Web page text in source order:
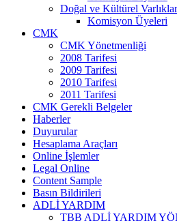
Doğal ve Kültürel
Komisyon Üyeleri
CMK
CMK Yönetmenliği
2008 Tarifesi
2009 Tarifesi
2010 Tarifesi
2011 Tarifesi
CMK Gerekli Belgeler
Haberler
Duyurular
Hesaplama Araçları
Online İşlemler
Legal Online
Content Sample
Basın Bildirileri
ADLİ YARDIM
TBB ADLİ YARDIM